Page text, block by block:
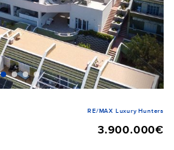
RE/MAX Luxury Hunters
3.900.000€